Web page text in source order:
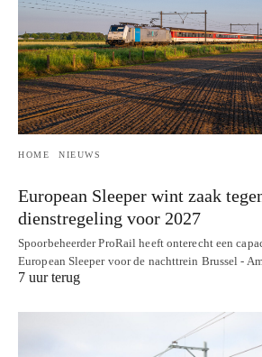
HOME NIEUWS
European Sleeper wint zaak
dienstregeling voor 2027
Spoorbeheerder ProRail heeft onterecht een
European Sleeper voor de nachttrein Brussel -
7 uur terug